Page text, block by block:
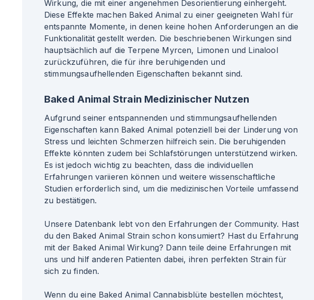
Wirkung, die mit einer angenehmen Desorientierung einhergeht.
Diese Effekte machen Baked Animal zu einer geeigneten Wahl für
entspannte Momente, in denen keine hohen Anforderungen an die
Funktionalität gestellt werden. Die beschriebenen Wirkungen sind
hauptsächlich auf die Terpene Myrcen, Limonen und Linalool
zurückzuführen, die für ihre beruhigenden und
stimmungsaufhellenden Eigenschaften bekannt sind.
Baked Animal Strain Medizinischer Nutzen
Aufgrund seiner entspannenden und stimmungsaufhellenden
Eigenschaften kann Baked Animal potenziell bei der Linderung von
Stress und leichten Schmerzen hilfreich sein. Die beruhigenden
Effekte könnten zudem bei Schlafstörungen unterstützend wirken.
Es ist jedoch wichtig zu beachten, dass die individuellen
Erfahrungen variieren können und weitere wissenschaftliche
Studien erforderlich sind, um die medizinischen Vorteile umfassend
zu bestätigen.
Unsere Datenbank lebt von den Erfahrungen der Community. Hast
du den Baked Animal Strain schon konsumiert? Hast du Erfahrung
mit der Baked Animal Wirkung? Dann teile deine Erfahrungen mit
uns und hilf anderen Patienten dabei, ihren perfekten Strain für
sich zu finden.
Wenn du eine Baked Animal Cannabisblüte bestellen möchtest,